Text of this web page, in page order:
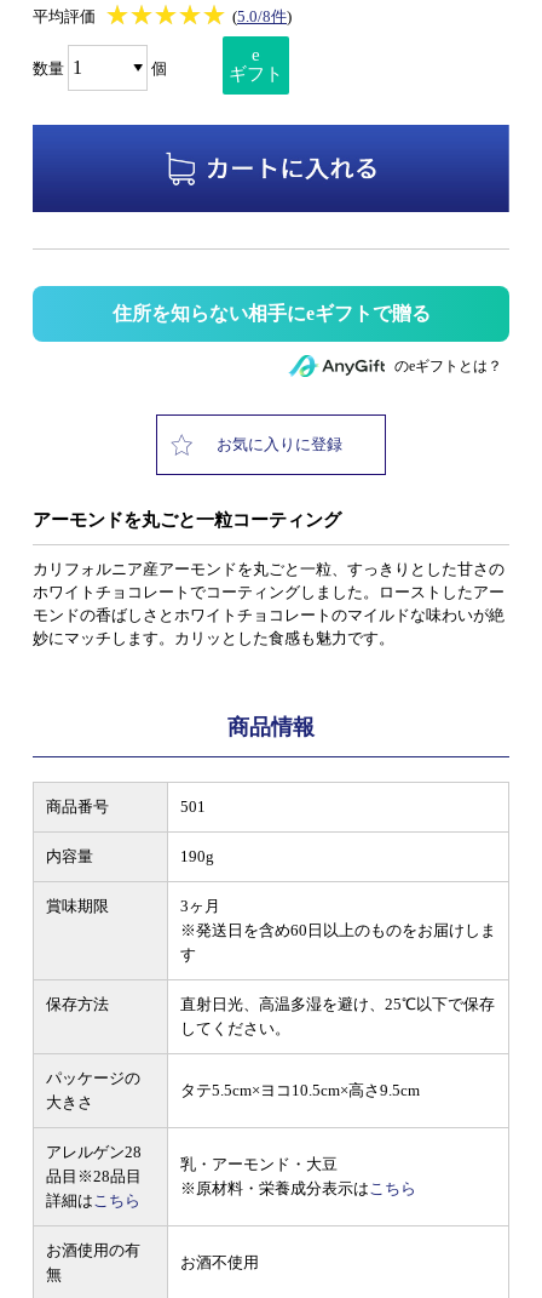
平均評価 ★★★★★
★★★★★ (5.0/8件)
数量 個
e
ギフト
住所を知らない相手にeギフトで贈る
のeギフトとは？
お気に入りに登録
アーモンドを丸ごと一粒コーティング
カリフォルニア産アーモンドを丸ごと一粒、すっきりとした甘さの
ホワイトチョコレートでコーティングしました。ローストしたアー
モンドの香ばしさとホワイトチョコレートのマイルドな味わいが絶
妙にマッチします。カリッとした食感も魅力です。
商品情報
商品番号 501
内容量 190g
賞味期限
3ヶ月
※発送日を含め60日以上のものをお届けしま
す
保存方法
直射日光、高温多湿を避け、25℃以下で保存
してください。
パッケージの
大きさ
タテ5.5cm×ヨコ10.5cm×高さ9.5cm
アレルゲン28
品目 ※28品目
詳細はこちら
乳・アーモンド・大豆
※原材料・栄養成分表示はこちら
お酒使用の有
無
お酒不使用